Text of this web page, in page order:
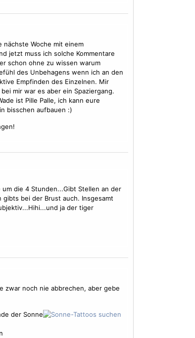
nächste Woche mit einem
jetzt muss ich solche Kommentare
schon ohne zu wissen warum
des Unbehagens wenn ich an den
Empfinden des Einzelnen. Mir
mir war es aber ein Spaziergang.
ist Pille Palle, ich kann eure
bisschen aufbauen :)
die 4 Stunden...Gibt Stellen an der
bei der Brust auch. Insgesamt
ja der tiger
zwar noch nie abbrechen, aber gebe
der Sonne